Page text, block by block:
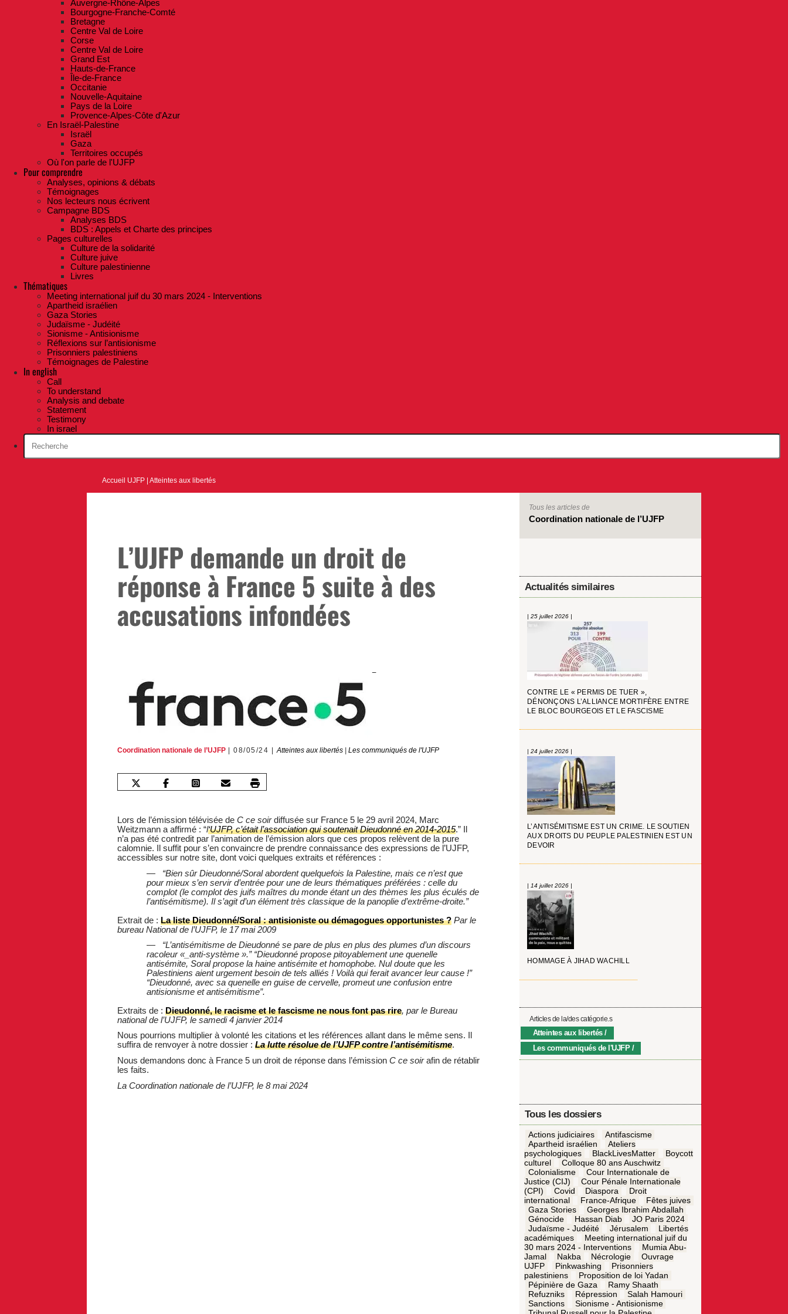
Auvergne-Rhône-Alpes
Bourgogne-Franche-Comté
Bretagne
Centre Val de Loire
Corse
Centre Val de Loire
Grand Est
Hauts-de-France
Île-de-France
Occitanie
Nouvelle-Aquitaine
Pays de la Loire
Provence-Alpes-Côte d'Azur
En Israël-Palestine
Israël
Gaza
Territoires occupés
Où l'on parle de l'UJFP
Pour comprendre
Analyses, opinions & débats
Témoignages
Nos lecteurs nous écrivent
Campagne BDS
Analyses BDS
BDS : Appels et Charte des principes
Pages culturelles
Culture de la solidarité
Culture juive
Culture palestinienne
Livres
Thématiques
Meeting international juif du 30 mars 2024 - Interventions
Apartheid israélien
Gaza Stories
Judaïsme - Judéité
Sionisme - Antisionisme
Réflexions sur l’antisionisme
Prisonniers palestiniens
Témoignages de Palestine
In english
Call
To understand
Analysis and debate
Statement
Testimony
In israel
Accueil UJFP |Atteintes aux libertés
L’UJFP demande un droit de
réponse à France 5 suite à des
accusations infondées
Coordination nationale de l’UJFP 08/05/24 Atteintes aux libertés| Les communiqués de l'UJFP
Lors de l’émission télévisée de C ce soirdiffusée sur France 5 le 29 avril 2024, Marc
Weitzmann a affirmé : “l‘UJFP, c’était l’association qui soutenait Dieudonné en 2014-2015.” Il
n’a pas été contredit par l’animation de l’émission alors que ces propos relèvent de la pure
calomnie. Il suffit pour s’en convaincre de prendre connaissance des expressions de l’UJFP,
accessibles sur notre site, dont voici quelques extraits et références :
“Bien sûr Dieudonné/Soral abordent quelquefois la Palestine, mais ce n’est que
pour mieux s’en servir d’entrée pour une de leurs thématiques préférées : celle du
complot (le complot des juifs maîtres du monde étant un des thèmes les plus éculés de
l’antisémitisme). Il s’agit d’un élément très classique de la panoplie d’extrême-droite.”
Extrait de : La liste Dieudonné/Soral : antisioniste ou démagogues opportunistes ? Par le
bureau National de l’UJFP, le 17 mai 2009
“L’antisémitisme de Dieudonné se pare de plus en plus des plumes d’un discours
racoleur «_ anti-système ».” “Dieudonné propose pitoyablement une quenelle
antisémite, Soral propose la haine antisémite et homophobe. Nul doute que les
Palestiniens aient urgement besoin de tels alliés ! Voilà qui ferait avancer leur cause !”
“Dieudonné, avec sa quenelle en guise de cervelle, promeut une confusion entre
antisionisme et antisémitisme”.
Extraits de : Dieudonné, le racisme et le fascisme ne nous font pas rire, par le Bureau
national de l’UJFP, le samedi 4 janvier 2014
Nous pourrions multiplier à volonté les citations et les références allant dans le même sens. Il
suffira de renvoyer à notre dossier : La lutte résolue de l’UJFP contre l’antisémitisme.
Nous demandons donc à France 5 un droit de réponse dans l’émission C ce soirafin de rétablir
les faits.
La Coordination nationale de l’UJFP, le 8 mai 2024
Tous les articles de
Coordination nationale de l’UJFP
Actualités similaires
| 25 juillet 2026 |
CONTRE LE « PERMIS DE TUER »,
DÉNONÇONS L’ALLIANCE MORTIFÈRE ENTRE
LE BLOC BOURGEOIS ET LE FASCISME
| 24 juillet 2026 |
L’ANTISÉMITISME EST UN CRIME. LE SOUTIEN
AUX DROITS DU PEUPLE PALESTINIEN EST UN
DEVOIR
| 14 juillet 2026 |
HOMMAGE À JIHAD WACHILL
Articles de la/des catégorie.s
Atteintes aux libertés
Les communiqués de l'UJFP
Tous les dossiers
Actions judiciaires
Antifascisme
Apartheid israélien
Ateliers
psychologiques
BlackLivesMatter
Boycott
culturel
Colloque 80 ans Auschwitz
Colonialisme
Cour Internationale de
Justice (CIJ)
Cour Pénale Internationale
(CPI)
Covid Diaspora
Droit
international
France-Afrique
Fêtes juives
Gaza Stories
Georges Ibrahim Abdallah
Génocide
Hassan Diab
JO Paris 2024
Judaïsme - Judéité
Jérusalem
Libertés
académiques
Meeting international juif du
30 mars 2024 - Interventions
Mumia Abu-
Jamal
Nakba Nécrologie
Ouvrage
UJFP
Pinkwashing
Prisonniers
palestiniens
Proposition de loi Yadan
Pépinière de Gaza
Ramy Shaath
Refuzniks
Répression
Salah Hamouri
Sanctions
Sionisme - Antisionisme